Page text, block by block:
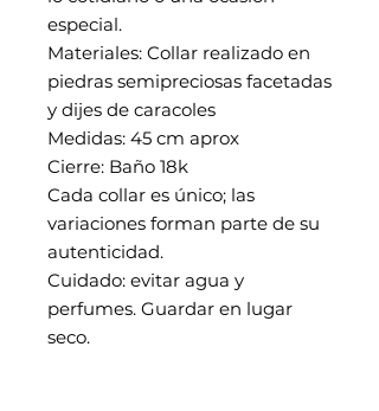
especial.
Materiales: Collar realizado en
piedras semipreciosas facetadas
y dijes de caracoles
Medidas: 45 cm aprox
Cierre: Baño 18k
Cada collar es único; las
variaciones forman parte de su
autenticidad.
Cuidado: evitar agua y
perfumes. Guardar en lugar
seco.